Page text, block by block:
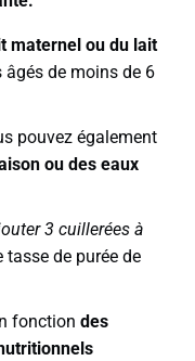
maternel ou du lait
de moins de 6
pouvez également
ou des eaux
3 cuillerées à
tasse de purée de
fonction des